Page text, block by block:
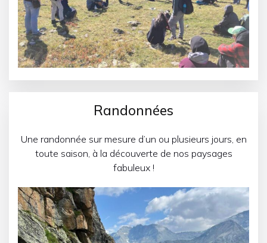
Randonnées
Une randonnée sur mesure d’un ou plusieurs jours, en
toute saison, à la découverte de nos paysages
fabuleux !